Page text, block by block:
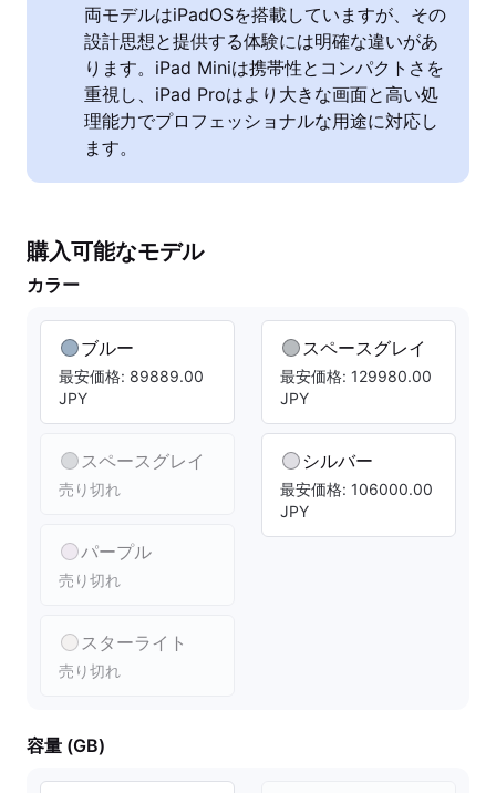
両モデルはiPadOSを搭載していますが、その
設計思想と提供する体験には明確な違いがあ
ります。iPad Miniは携帯性とコンパクトさを
重視し、iPad Proはより大きな画面と高い処
理能力でプロフェッショナルな用途に対応し
ます。
購入可能なモデル
カラー
ブルー
最安価格: 89889.00
JPY
スペースグレイ
売り切れ
パープル
売り切れ
スターライト
売り切れ
スペースグレイ
最安価格: 129980.00
JPY
シルバー
最安価格: 106000.00
JPY
容量 (GB)